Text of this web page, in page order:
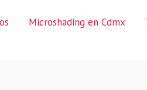
Microshading en Cdmx